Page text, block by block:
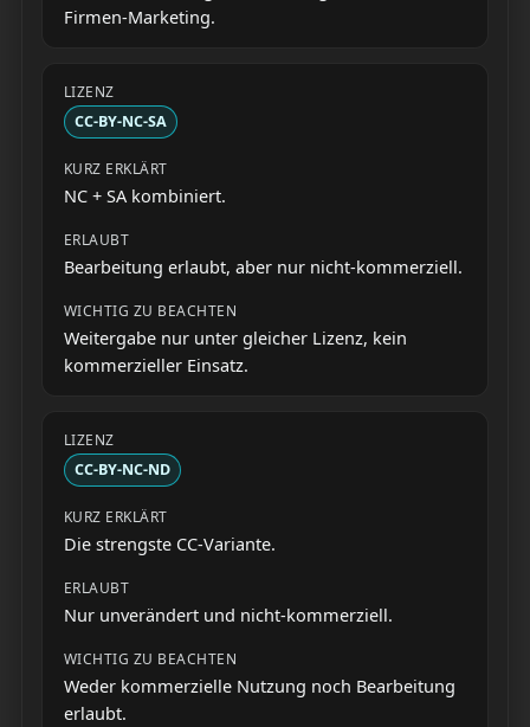
Firmen-Marketing.
CC-BY-NC-SA
NC + SA kombiniert.
Bearbeitung erlaubt, aber nur nicht-kommerziell.
Weitergabe nur unter gleicher Lizenz, kein
kommerzieller Einsatz.
CC-BY-NC-ND
Die strengste CC-Variante.
Nur unverändert und nicht-kommerziell.
Weder kommerzielle Nutzung noch Bearbeitung
erlaubt.